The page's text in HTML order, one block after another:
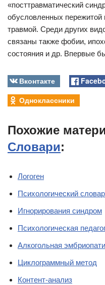
«посттравматический
обусловленных пережитой
травмой. Среди других
связаны также фобии,
состояния и др. Впервые
Вконтакте
Одноклассники
Похожие
Словари:
Логоген
Психологический
Игнорирования синдром
Психологическая
Алкогольная
Циклограммный метод
Контент-анализ